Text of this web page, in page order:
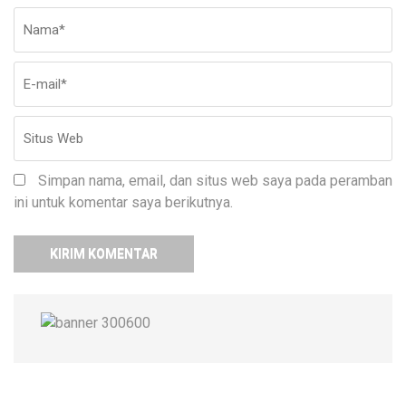
Simpan nama, email, dan situs web saya pada peramban
ini untuk komentar saya berikutnya.